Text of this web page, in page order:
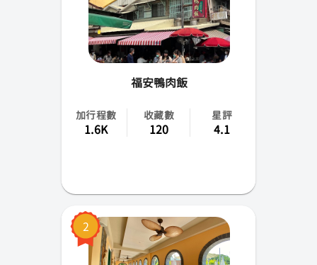
南投縣
台南市
高雄市
屏東縣
福安鴨肉飯
加行程數
1.6K
收藏數
120
星評
4.1
2